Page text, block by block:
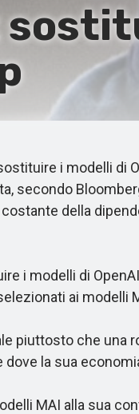
i modelli di
secondo
della
i modelli di
ai modelli
che una
la sua
MAI alla sua